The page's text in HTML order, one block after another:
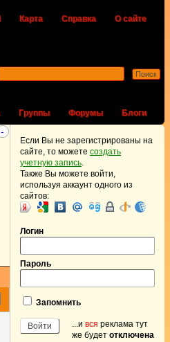
Карта Справка О сайте
Группы Форумы Блоги
-
Если Вы не зарегистрированы на
сайте, то можете создать
учетную запись.
Также Вы можете войти,
используя аккаунт одного из
сайтов:
Логин
Пароль
Запомнить
...и вся реклама тут
же будет отключена